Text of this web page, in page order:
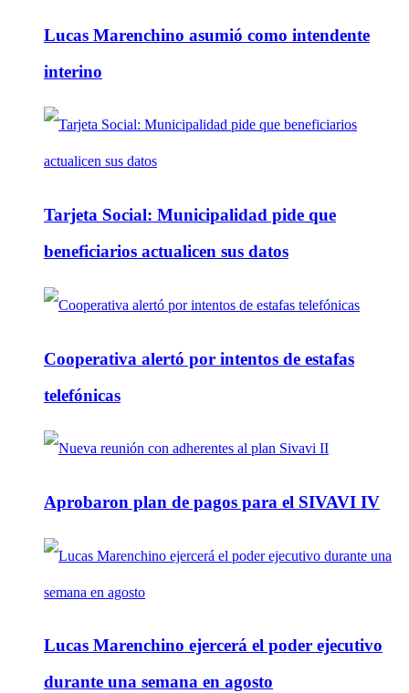
Lucas Marenchino asumió como intendente
interino
Tarjeta Social: Municipalidad pide que
beneficiarios actualicen sus datos
Cooperativa alertó por intentos de estafas
telefónicas
Aprobaron plan de pagos para el SIVAVI IV
Lucas Marenchino ejercerá el poder ejecutivo
durante una semana en agosto